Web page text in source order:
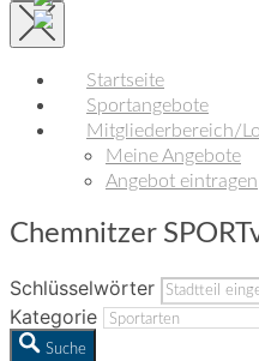
Startseite
Sportangebote
Mitgliederbereich/
Meine Angebote
Angebot eintragen
Chemnitzer
Schlüsselwörter
Kategorie
Suche